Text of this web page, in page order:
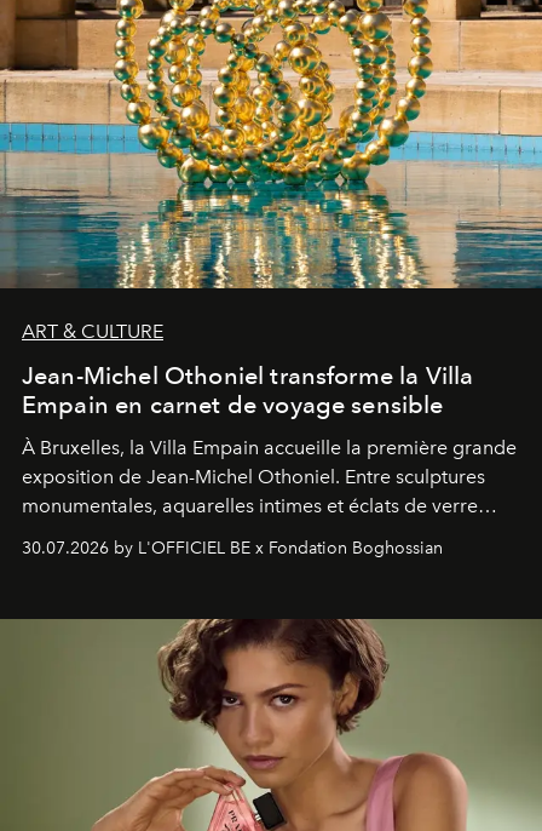
ART & CULTURE
Jean-Michel Othoniel transforme la Villa
Empain en carnet de voyage sensible
À Bruxelles, la Villa Empain accueille la première grande
exposition de Jean-Michel Othoniel. Entre sculptures
monumentales, aquarelles intimes et éclats de verre
émotionnel où chaque œuvre devient le souvenir
émerveillement.
30.07.2026 by L'OFFICIEL BE x Fondation Boghossian